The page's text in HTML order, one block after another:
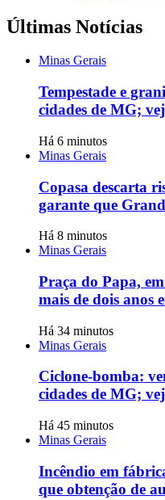
Últimas Notícias
Minas Gerais
Tempestade e
cidades de MG;
Há 6 minutos
Minas Gerais
Copasa descarta
garante que
Há 8 minutos
Minas Gerais
Praça do Papa,
mais de dois anos
Há 34 minutos
Minas Gerais
Ciclone-bomba:
cidades de MG;
Há 45 minutos
Minas Gerais
Incêndio em
que obtenção de